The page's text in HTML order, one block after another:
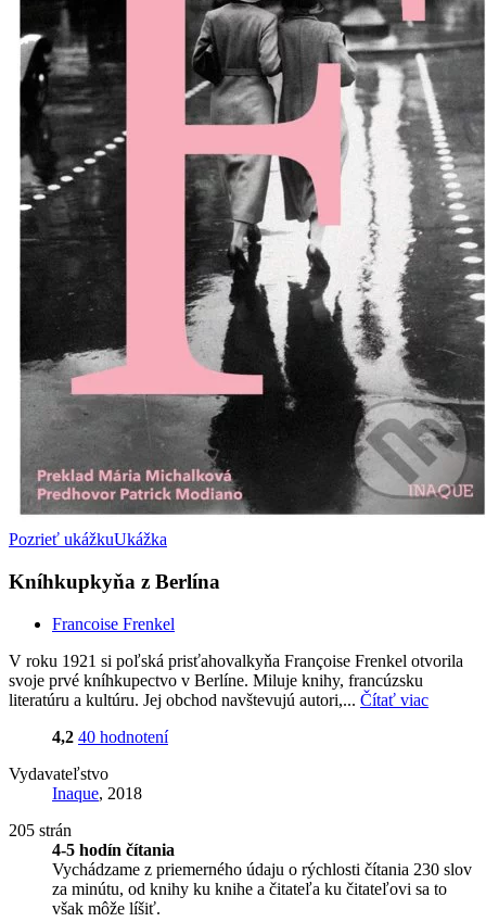
Pozrieť ukážkuUkážka
Kníhkupkyňa z Berlína
Francoise Frenkel
V roku 1921 si poľská prisťahovalkyňa Françoise Frenkel otvorila
svoje prvé kníhkupectvo v Berlíne. Miluje knihy, francúzsku
literatúru a kultúru. Jej obchod navštevujú autori,... Čítať viac
4,2 40 hodnotení
Vydavateľstvo
Inaque, 2018
205 strán
4-5 hodín čítania
Vychádzame z priemerného údaju o rýchlosti čítania 230 slov
za minútu, od knihy ku knihe a čitateľa ku čitateľovi sa to
však môže líšiť.